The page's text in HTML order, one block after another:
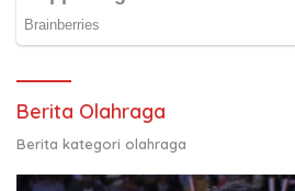
Berita Olahraga
Berita kategori olahraga